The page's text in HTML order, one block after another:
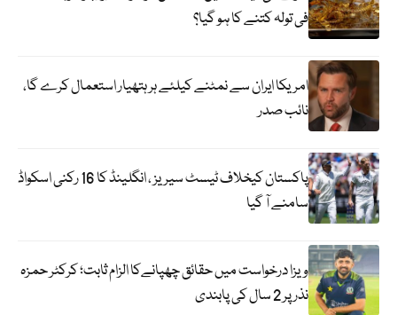
فی تولہ کتنے کا ہو گیا؟
امریکا ایران سے نمٹنے کیلئے ہر ہتھیار استعمال کرے گا،
نائب صدر
پاکستان کیخلاف ٹیسٹ سیریز ، انگلینڈ کا 16 رکنی اسکواڈ
سامنے آ گیا
ویزا درخواست میں حقائق چھپانےکا الزام ثابت؛ کرکٹر حمزہ
نذر پر 2 سال کی پابندی